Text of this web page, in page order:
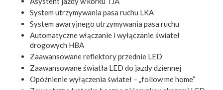
System utrzymywania pasa ruchu LKA
System awaryjnego utrzymywania pasa ruchu
Automatyczne włączanie i wyłączanie świateł
drogowych HBA
Zaawansowane reflektory przednie LED
Zaawansowane światła LED do jazdy dziennej
Opóźnienie wyłączenia świateł – „follow me home”